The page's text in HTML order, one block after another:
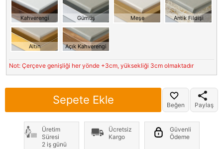
Kahverengi Gümüş Meşe Antik Fildişi
Altın Açık Kahverengi
Not: Çerçeve genişliği her yönde +3cm, yüksekliği 3cm olmaktadır
Sepete Ekle Beğen Paylaş
Üretim
Süresi
2 iş günü
Ücretsiz
Kargo
Güvenli
Ödeme